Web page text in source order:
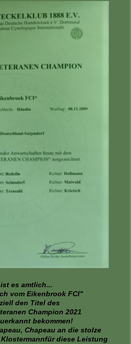
es amtlich...
vom Eikenbrook FCI"
den Titel des
Champion 2021
bekommen!
Chapeau an die stolze
diese Leistung